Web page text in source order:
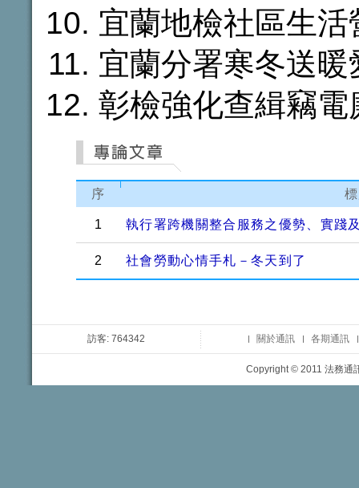
宜蘭地檢社區生
宜蘭分署寒冬送暖
彰檢強化查緝竊
序
1 執行署跨機關整合服務之優勢、實踐
2 社會勞動心情手札－冬天到了
訪客: 764342 關於通訊 各期通訊
Copyright © 2011 法務